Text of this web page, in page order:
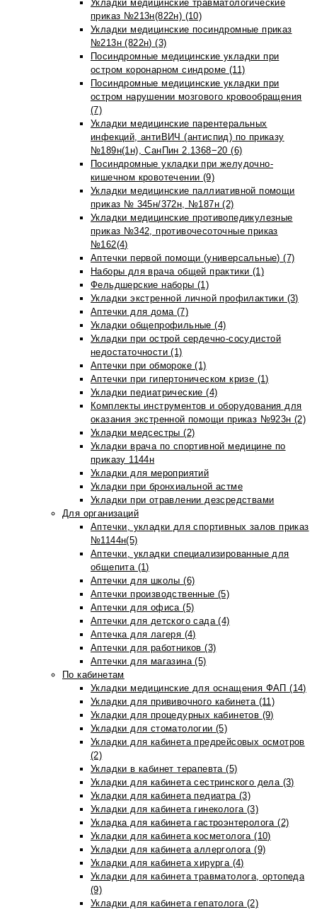
Укладки медицинские травматологические
приказ №213н(822н) (10)
Укладки медицинские посиндромные приказ
№213н (822н) (3)
Посиндромные медицинские укладки при
остром коронарном синдроме (11)
Посиндромные медицинские укладки при
остром нарушении мозгового кровообращения
(7)
Укладки медицинские парентеральных
инфекций, антиВИЧ (антиспид) по приказу
№189н(1н), СанПин 2.1368−20 (6)
Посиндромные укладки при желудочно-
кишечном кровотечении (9)
Укладки медицинские паллиативной помощи
приказ № 345н/372н, №187н (2)
Укладки медицинские противопедикулезные
приказ №342, противочесоточные приказ
№162(4)
Аптечки первой помощи (универсальные) (7)
Наборы для врача общей практики (1)
Фельдшерские наборы (1)
Укладки экстренной личной профилактики (3)
Аптечки для дома (7)
Укладки общепрофильные (4)
Укладки при острой сердечно-сосудистой
недостаточности (1)
Аптечки при обмороке (1)
Аптечки при гипертоническом кризе (1)
Укладки педиатрические (4)
Комплекты инструментов и оборудования для
оказания экстренной помощи приказ №923н (2)
Укладки медсестры (2)
Укладки врача по спортивной медицине по
приказу 1144н
Укладки для мероприятий
Укладки при бронхиальной астме
Укладки при отравлении дезсредствами
Для организаций
Аптечки, укладки для спортивных залов приказ
№1144н(5)
Аптечки, укладки специализированные для
общепита (1)
Аптечки для школы (6)
Аптечки производственные (5)
Аптечки для офиса (5)
Аптечки для детского сада (4)
Аптечка для лагеря (4)
Аптечки для работников (3)
Аптечки для магазина (5)
По кабинетам
Укладки медицинские для оснащения ФАП (14)
Укладки для прививочного кабинета (11)
Укладки для процедурных кабинетов (9)
Укладки для стоматологии (5)
Укладки для кабинета предрейсовых осмотров
(2)
Укладки в кабинет терапевта (5)
Укладки для кабинета сестринского дела (3)
Укладки для кабинета педиатра (3)
Укладки для кабинета гинеколога (3)
Укладка для кабинета гастроэнтеролога (2)
Укладки для кабинета косметолога (10)
Укладки для кабинета аллерголога (9)
Укладки для кабинета хирурга (4)
Укладки для кабинета травматолога, ортопеда
(9)
Укладки для кабинета гепатолога (2)